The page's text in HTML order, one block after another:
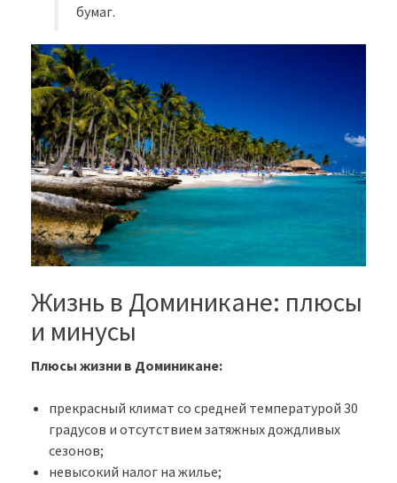
бумаг.
Жизнь в Доминикане: плюсы
и минусы
Плюсы жизни в Доминикане:
прекрасный климат со средней температурой 30
градусов и отсутствием затяжных дождливых
сезонов;
невысокий налог на жилье;